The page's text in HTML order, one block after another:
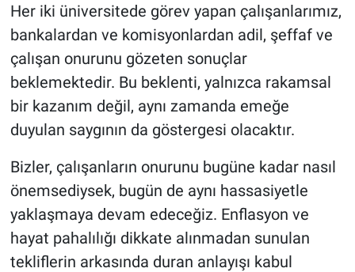
Her iki üniversitede görev yapan çalışanlarımız,
bankalardan ve komisyonlardan adil, şeffaf ve
çalışan onurunu gözeten sonuçlar
beklemektedir. Bu beklenti, yalnızca rakamsal
bir kazanım değil, aynı zamanda emeğe
duyulan saygının da göstergesi olacaktır.
Bizler, çalışanların onurunu bugüne kadar nasıl
önemsediysek, bugün de aynı hassasiyetle
yaklaşmaya devam edeceğiz. Enflasyon ve
hayat pahalılığı dikkate alınmadan sunulan
tekliflerin arkasında duran anlayışı kabul